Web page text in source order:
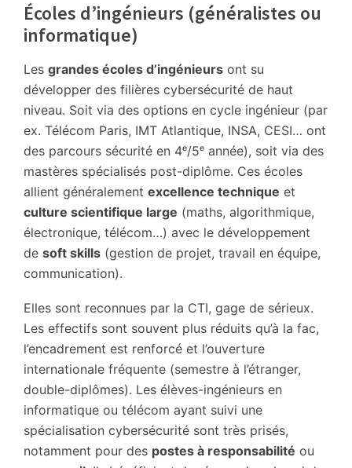
Écoles d’ingénieurs (généralistes ou
informatique)
Les grandes écoles d’ingénieurs ont su
développer des filières cybersécurité de haut
niveau. Soit via des options en cycle ingénieur (par
ex. Télécom Paris, IMT Atlantique, INSA, CESI… ont
des parcours sécurité en 4ᵉ/5ᵉ année), soit via des
mastères spécialisés post-diplôme. Ces écoles
allient généralement excellence technique et
culture scientifique large (maths, algorithmique,
électronique, télécom…) avec le développement
de soft skills (gestion de projet, travail en équipe,
communication).
Elles sont reconnues par la CTI, gage de sérieux.
Les effectifs sont souvent plus réduits qu’à la fac,
l’encadrement est renforcé et l’ouverture
internationale fréquente (semestre à l’étranger,
double-diplômes). Les élèves-ingénieurs en
informatique ou télécom ayant suivi une
spécialisation cybersécurité sont très prisés,
notamment pour des postes à responsabilité ou